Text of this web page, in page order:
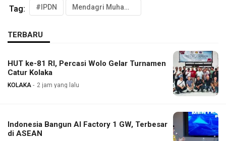
Tag: #IPDN Mendagri Muhammad Tito Karnavian
TERBARU
HUT ke-81 RI, Percasi Wolo Gelar Turnamen
Catur Kolaka
KOLAKA 2 jam yang lalu
Indonesia Bangun AI Factory 1 GW, Terbesar
di ASEAN